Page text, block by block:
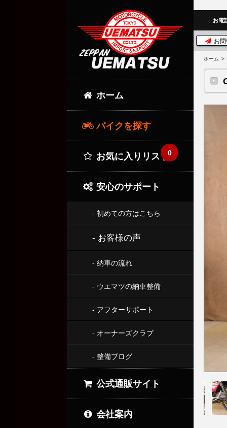
お電
お
ホーム
ホーム
バイクを探す
お気に入りリスト0
安心のサポート
- 初めての方はこちら
- お客様の声
- 納車の流れ
- ウエマツの納車整備
- アフターサポート
- オーナーズクラブ
- 整備ブログ
公式通販サイト
会社案内